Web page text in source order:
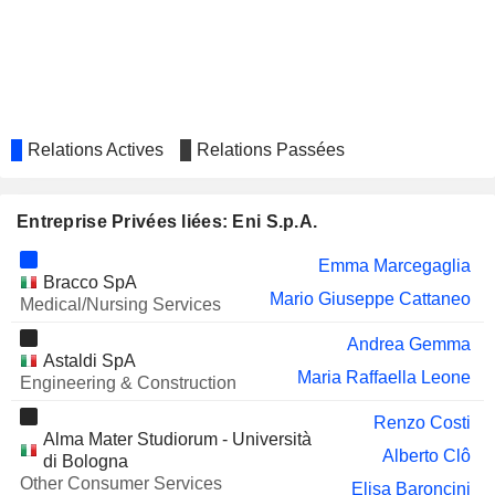
PRADA S.P.A.
RAI WAY S.P.A.
INGOSSTRAKH SPAO
Paolo Scaroni
GAS PLUS S.P.A.
MAIRE S.P.A.
CAREL INDUSTRIES
PRYSMIAN S.P.A.
Emma Marcegaglia
MASI AGRICOLA S.P.A.
Enrico Maria Bignami
Relations Actives Relations Passées
Entreprise Privées liées: Eni S.p.A.
Bracco SpA
Medical/Nursing Services
Emma Marcegaglia
Mario Giuseppe Cattaneo
Astaldi SpA
Engineering & Construction
Andrea Gemma
Maria Raffaella Leone
Alma Mater Studiorum - Università
di Bologna
Other Consumer Services
Renzo Costi
Alberto Clô
Elisa Baroncini